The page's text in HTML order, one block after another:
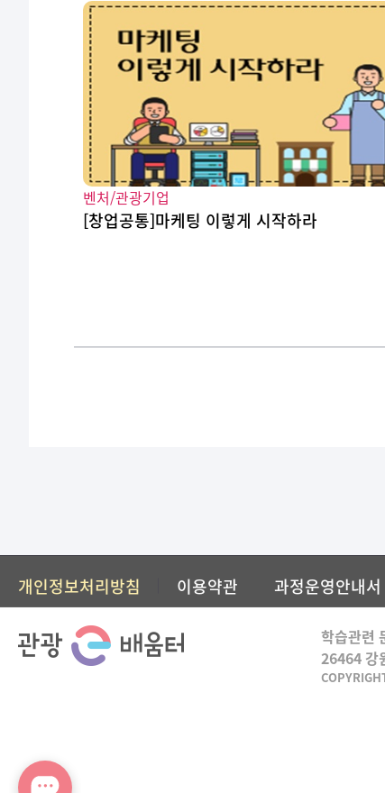
벤처/관광기업
[창업공통]마케팅 이렇게 시작하라
개인정보처리방침 이용약관 과정운영안내서
학습관련
26464 강